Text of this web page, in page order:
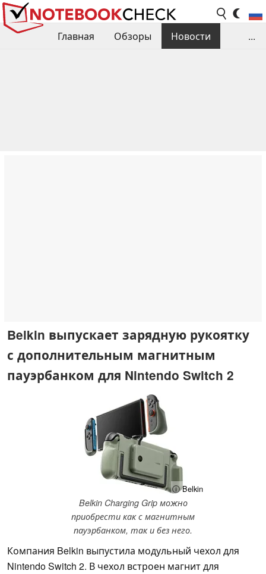
Главная Обзоры
Новости
...
Belkin выпускает зарядную рукоятку
с дополнительным магнитным
пауэрбанком для Nintendo Switch 2
ⓘ Belkin
Belkin Charging Grip можно
приобрести как с магнитным
пауэрбанком, так и без него.
Компания Belkin выпустила модульный чехол для
Nintendo Switch 2. В чехол встроен магнит для